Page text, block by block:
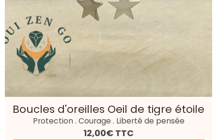
Boucles d'oreilles Oeil de tigre étoile
Protection . Courage . Liberté de pensée
12,00€ TTC